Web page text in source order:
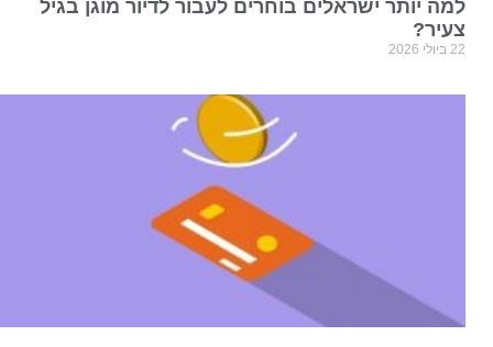
למה יותר ישראלים בוחרים לעבור לדיור מוגן בגיל
צעיר?
22 ביולי 2026